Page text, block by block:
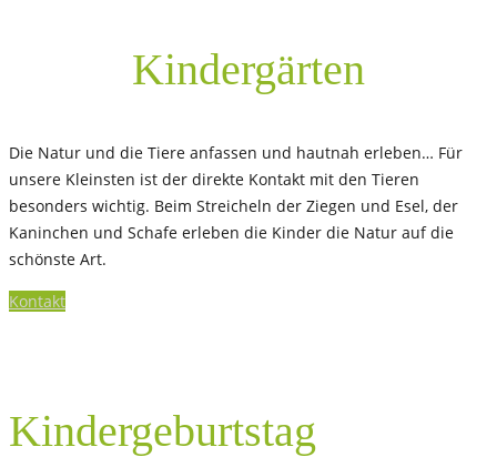
Kindergärten
Die Natur und die Tiere anfassen und hautnah erleben… Für
unsere Kleinsten ist der direkte Kontakt mit den Tieren
besonders wichtig. Beim Streicheln der Ziegen und Esel, der
Kaninchen und Schafe erleben die Kinder die Natur auf die
schönste Art.
Kontakt
Kindergeburtstag